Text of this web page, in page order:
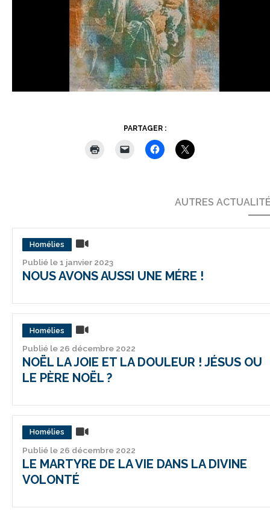
PARTAGER :
AUTRES
Homélies
Publié le 1 janvier 2023
NOUS AVONS AUSSI UNE MÉRE !
Homélies
Publié le 26 décembre 2022
NOËL LA JOIE ET LA DOULEUR ! JÉSUS OU
LE PÈRE NOËL ?
Homélies
Publié le 26 décembre 2022
LE MARTYRE DE LA VIE DANS LA DIVINE
VOLONTÉ